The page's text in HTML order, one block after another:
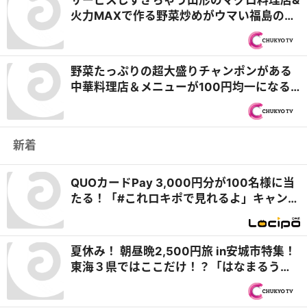
火力MAXで作る野菜炒めがウマい福島の食
堂『ヒューマングルメンタリー オモウマ
野菜たっぷりの超大盛りチャンポンがある
中華料理店＆メニューが100円均一になる
人気カフェ『ヒューマングルメンタリー
新着
QUOカードPay 3,000円分が100名様に当
たる！「#これロキポで見れるよ」キャンペ
夏休み！ 朝昼晩2,500円旅 in安城市特集！
東海３県ではここだけ！？「はなまるうど
ん×吉野家 安城横山店」牛丼とうどんの最
強コラボで可能性は無限大！＆「福来源」